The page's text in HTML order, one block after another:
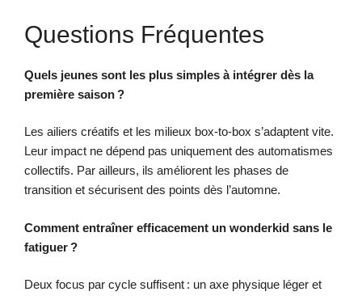
Questions Fréquentes
Quels jeunes sont les plus simples à intégrer dès la
première saison ?
Les ailiers créatifs et les milieux box-to-box s’adaptent vite.
Leur impact ne dépend pas uniquement des automatismes
collectifs. Par ailleurs, ils améliorent les phases de
transition et sécurisent des points dès l’automne.
Comment entraîner efficacement un wonderkid sans le
fatiguer ?
Deux focus par cycle suffisent : un axe physique léger et